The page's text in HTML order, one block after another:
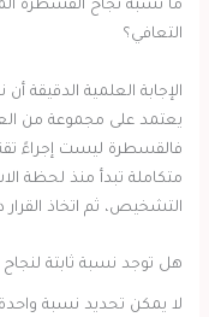
ما نسبة نجاح القسطرة
التعافي؟
الإجابة العلمية الدقيقة
يعتمد على مجموعة من
فالقسطرة ليست إجراءً
متكاملة تبدأ منذ لحظة
التشخيص، ثم اتخاذ القرار
هل توجد نسبة ثابتة
لا يمكن تحديد نسبة